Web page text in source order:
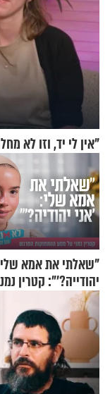
"אין לי יד, וזו לא
"שאלתי את אמא שלי
יהודייה?'": קטרין
ההתחזקות המרגש